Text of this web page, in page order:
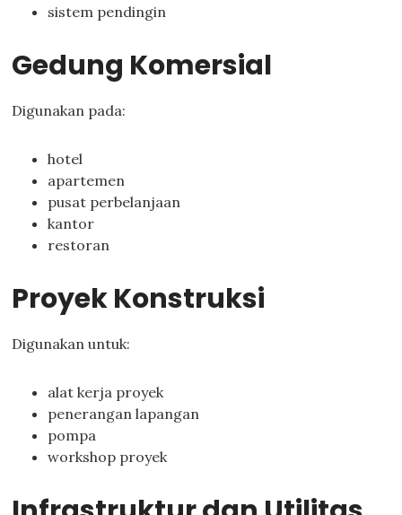
sistem pendingin
Gedung Komersial
Digunakan pada:
hotel
apartemen
pusat perbelanjaan
kantor
restoran
Proyek Konstruksi
Digunakan untuk:
alat kerja proyek
penerangan lapangan
pompa
workshop proyek